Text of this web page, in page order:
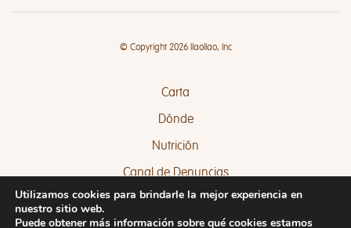
© Copyright 2026 llaollao, Inc
Carta
Dónde
Nutrición
Canal de Denuncias
Quejas y Sugerencias
Utilizamos cookies para brindarle la mejor experiencia en
nuestro sitio web.
Puede obtener más información sobre qué cookies estamos